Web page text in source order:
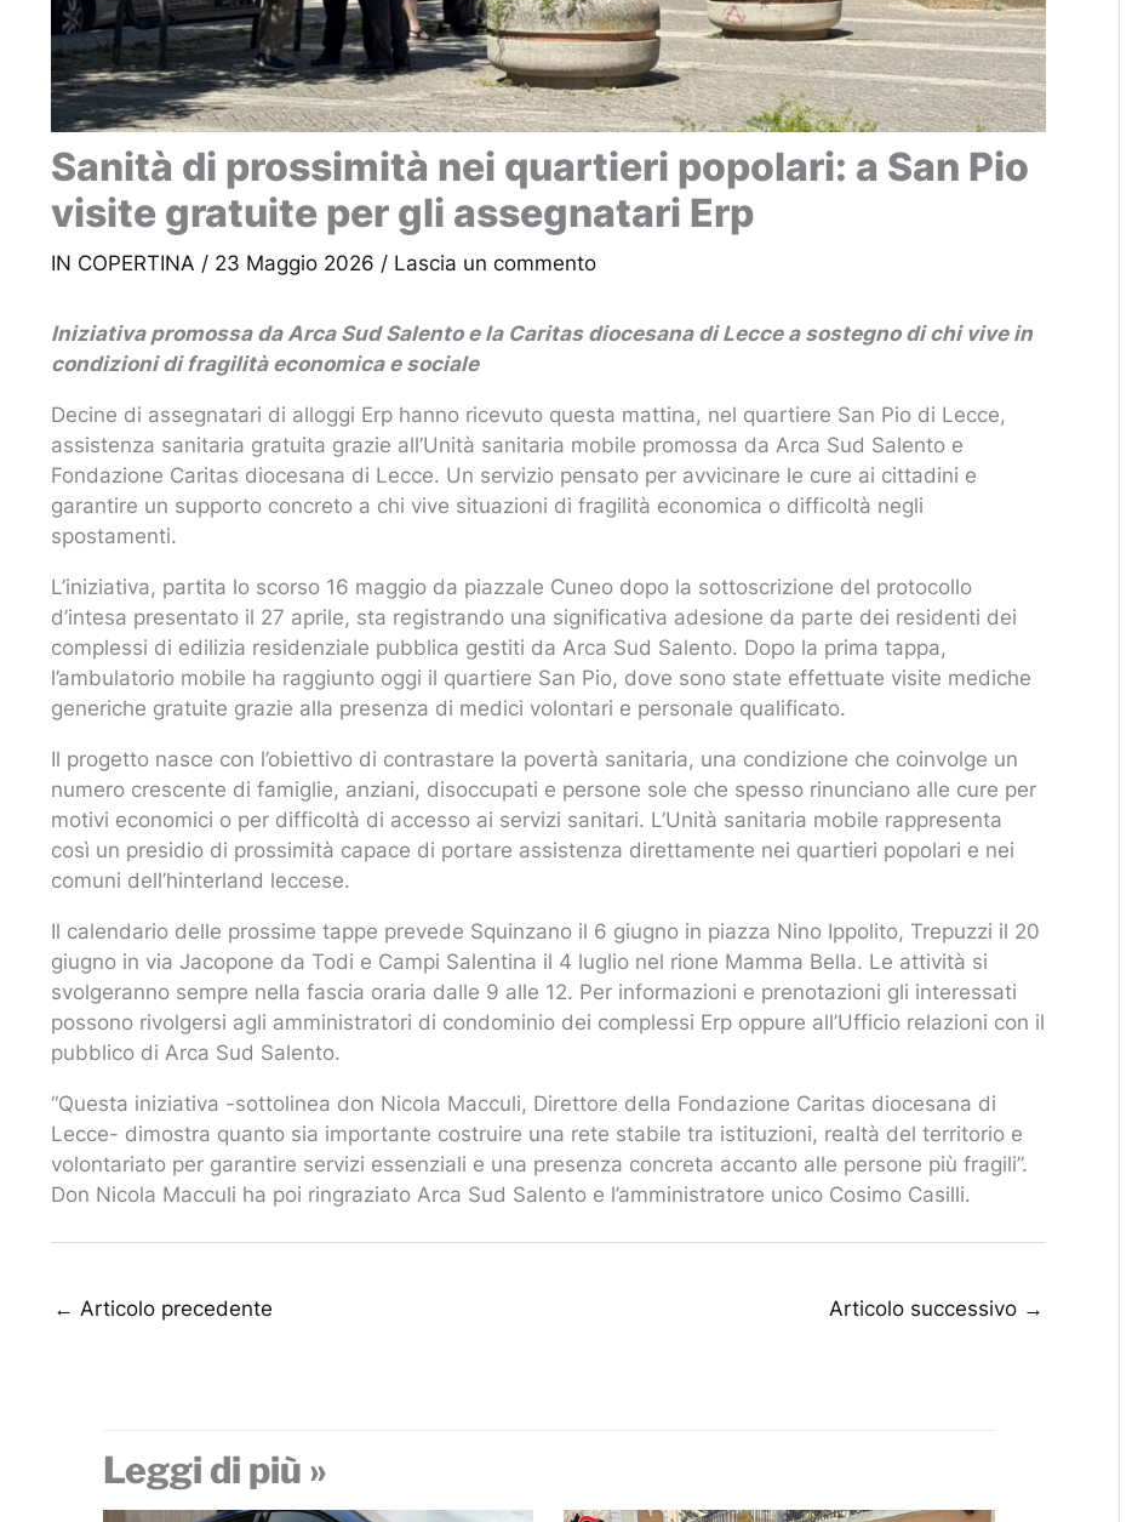
Sanità di prossimità nei quartieri popolari: a San Pio
visite gratuite per gli assegnatari Erp
IN COPERTINA / 23 Maggio 2026 / Lascia un commento
Iniziativa promossa da Arca Sud Salento e la Caritas diocesana di Lecce a sostegno di chi vive in
condizioni di fragilità economica e sociale
Decine di assegnatari di alloggi Erp hanno ricevuto questa mattina, nel quartiere San Pio di Lecce,
assistenza sanitaria gratuita grazie all’Unità sanitaria mobile promossa da Arca Sud Salento e
Fondazione Caritas diocesana di Lecce. Un servizio pensato per avvicinare le cure ai cittadini e
garantire un supporto concreto a chi vive situazioni di fragilità economica o difficoltà negli
spostamenti.
L’iniziativa, partita lo scorso 16 maggio da piazzale Cuneo dopo la sottoscrizione del protocollo
d’intesa presentato il 27 aprile, sta registrando una significativa adesione da parte dei residenti dei
complessi di edilizia residenziale pubblica gestiti da Arca Sud Salento. Dopo la prima tappa,
l’ambulatorio mobile ha raggiunto oggi il quartiere San Pio, dove sono state effettuate visite mediche
generiche gratuite grazie alla presenza di medici volontari e personale qualificato.
Il progetto nasce con l’obiettivo di contrastare la povertà sanitaria, una condizione che coinvolge un
numero crescente di famiglie, anziani, disoccupati e persone sole che spesso rinunciano alle cure per
motivi economici o per difficoltà di accesso ai servizi sanitari. L’Unità sanitaria mobile rappresenta
così un presidio di prossimità capace di portare assistenza direttamente nei quartieri popolari e nei
comuni dell’hinterland leccese.
Il calendario delle prossime tappe prevede Squinzano il 6 giugno in piazza Nino Ippolito, Trepuzzi il 20
giugno in via Jacopone da Todi e Campi Salentina il 4 luglio nel rione Mamma Bella. Le attività si
svolgeranno sempre nella fascia oraria dalle 9 alle 12. Per informazioni e prenotazioni gli interessati
possono rivolgersi agli amministratori di condominio dei complessi Erp oppure all’Ufficio relazioni con il
pubblico di Arca Sud Salento.
“Questa iniziativa -sottolinea don Nicola Macculi, Direttore della Fondazione Caritas diocesana di
Lecce- dimostra quanto sia importante costruire una rete stabile tra istituzioni, realtà del territorio e
volontariato per garantire servizi essenziali e una presenza concreta accanto alle persone più fragili”.
Don Nicola Macculi ha poi ringraziato Arca Sud Salento e l’amministratore unico Cosimo Casilli.
← Articolo precedente Articolo successivo →
Leggi di più »